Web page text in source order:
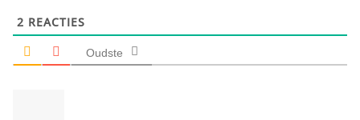
2 REACTIES
Oudste